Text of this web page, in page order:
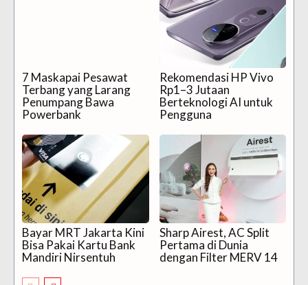
7 Maskapai Pesawat
Terbang yang Larang
Penumpang Bawa
Powerbank
Rekomendasi HP Vivo
Rp1–3 Jutaan
Berteknologi AI untuk
Pengguna
Bayar MRT Jakarta Kini
Bisa Pakai Kartu Bank
Mandiri Nirsentuh
Sharp Airest, AC Split
Pertama di Dunia
dengan Filter MERV 14